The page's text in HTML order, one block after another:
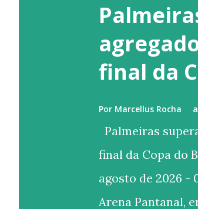
final da
Por Marcellus Rocha
Palmeiras
final da Copa do
agosto de 2026 -
Arena Pantanal,